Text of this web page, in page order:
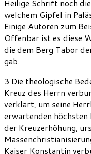
Heilige Schrift noch
welchem Gipfel in
Einige Autoren zum
Offenbar ist es diese
die dem Berg Tabor
gab.
3 Die theologische
Kreuz des Herrn
verklärt, um seine
erwartenden höchsten
der Kreuzerhöhung,
Kaiser Konstantin